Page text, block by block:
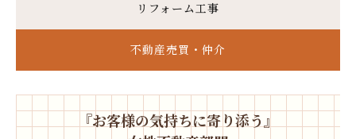
リフォーム工事
不動産売買・仲介
『お客様の気持ちに寄り添う』